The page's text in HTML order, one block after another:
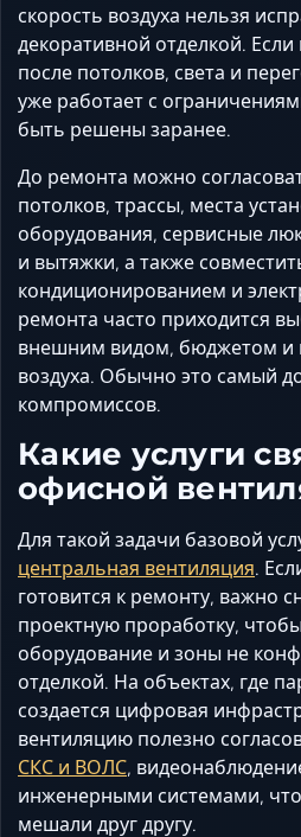
скорость воздуха нельзя
декоративной отделкой. Если
после потолков, света и
уже работает с
быть решены заранее.
До ремонта можно
потолков, трассы, места
оборудования, сервисные
и вытяжки, а также
кондиционированием и
ремонта часто приходится
внешним видом, бюджетом и
воздуха. Обычно это самый
компромиссов.
Какие услуги
офисной
Для такой задачи базовой
центральная вентиляция.
готовится к ремонту, важно
проектную проработку,
оборудование и зоны не
отделкой. На объектах, где
создается цифровая
вентиляцию полезно
СКС и ВОЛС,
инженерными системами,
мешали друг другу.